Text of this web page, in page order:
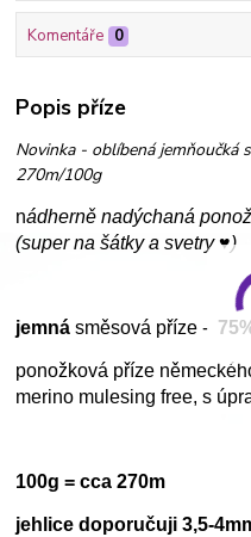
Komentáře 0
Popis příze
Novinka - oblíbená jemňoučká
270m/100g
nádherně nadýchaná
(super na šátky a svetry ♥)
jemná směsová příze -
ponožková příze
merino mulesing free, s
100g = cca 270m
jehlice doporučuji 3,5-